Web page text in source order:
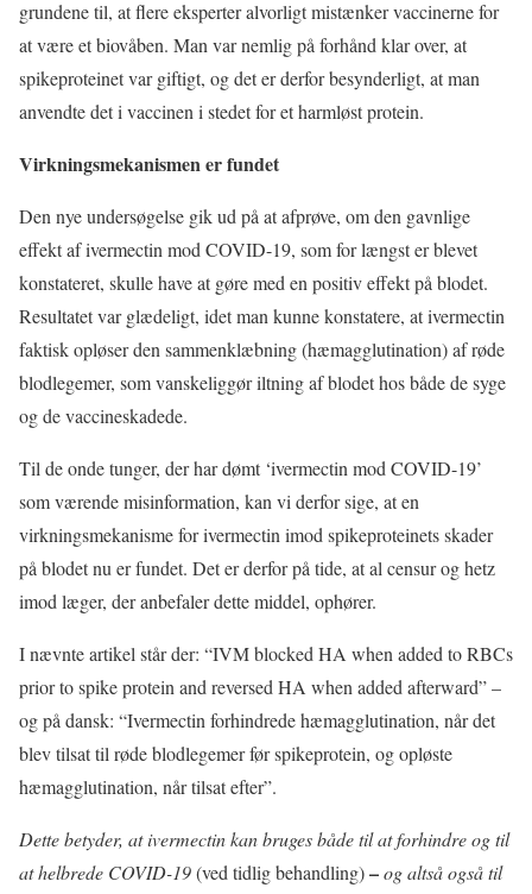
grundene til, at flere eksperter alvorligt mistænker vaccinerne for
at være et biovåben. Man var nemlig på forhånd klar over, at
spikeproteinet var giftigt, og det er derfor besynderligt, at man
anvendte det i vaccinen i stedet for et harmløst protein.
Virkningsmekanismen er fundet
Den nye undersøgelse gik ud på at afprøve, om den gavnlige
effekt af ivermectin mod COVID-19, som for længst er blevet
konstateret, skulle have at gøre med en positiv effekt på blodet.
Resultatet var glædeligt, idet man kunne konstatere, at ivermectin
faktisk opløser den sammenklæbning (hæmagglutination) af røde
blodlegemer, som vanskeliggør iltning af blodet hos både de syge
og de vaccineskadede.
Til de onde tunger, der har dømt ‘ivermectin mod COVID-19’
som værende misinformation, kan vi derfor sige, at en
virkningsmekanisme for ivermectin imod spikeproteinets skader
på blodet nu er fundet. Det er derfor på tide, at al censur og hetz
imod læger, der anbefaler dette middel, ophører.
I nævnte artikel står der: “IVM blocked HA when added to RBCs
prior to spike protein and reversed HA when added afterward” –
og på dansk: “Ivermectin forhindrede hæmagglutination, når det
blev tilsat til røde blodlegemer før spikeprotein, og opløste
hæmagglutination, når tilsat efter”.
Dette betyder, at ivermectin kan bruges både til at forhindre og til
at helbrede COVID-19(ved tidlig behandling)–og altså også til